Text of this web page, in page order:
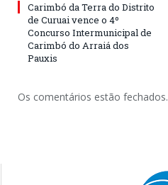
Carimbó da Terra do Distrito
de Curuai vence o 4º
Concurso Intermunicipal de
Carimbó do Arraiá dos
Pauxis
Os comentários estão fechados.